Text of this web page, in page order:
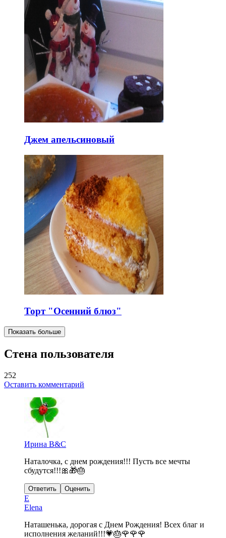
Джем апельсиновый
Торт "Осенний блюз"
Показать больше
Стена пользователя
252
Оставить комментарий
Ирина B&C
Наталочка, с днем рождения!!! Пусть все мечты
сбудутся!!!🎀🎁🎂
Ответить Оценить
E
Elena
Наташенька, дорогая с Днем Рождения! Всех благ и
исполнения желаний!!!💗🎂🌹🌹🌹